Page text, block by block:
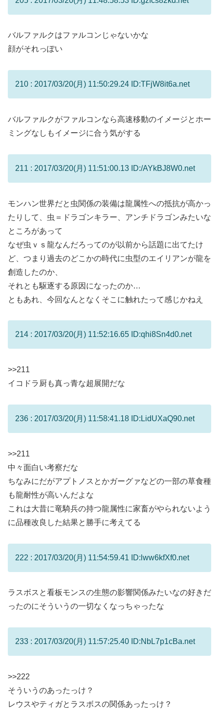
バルファルクはファルコンじゃないかな
顔がそれっぽい
210 : 2017/03/20(月) 11:50:29.24 ID:TFjW8it6a.net
バルファルクがファルコンなら高速移動のイメージとホー
ミングなしもイメージに合う気がする
211 : 2017/03/20(月) 11:51:00.13 ID:/AYkBJ8W0.net
モンハン世界だと虫関係の装備は龍属性への抵抗が高かっ
たりして、虫＝ドラゴンキラー、アンチドラゴンみたいな
ところがあって
なぜ虫ｖｓ龍なんだろってのが以前から話題に出てたけ
ど、つまり過去のどこかの時代に虫型のエイリアンが龍を
創造したのか、
それとも駆逐する原因になったのか…
ともあれ、今回なんとなくそこに触れたって感じかねえ
214 : 2017/03/20(月) 11:52:16.65 ID:qhi8Sn4d0.net
>>211
イコドラ厨も真っ青な超展開だな
236 : 2017/03/20(月) 11:58:41.18 ID:LidUXaQ90.net
>>211
中々面白い考察だな
ちなみにだがアプトノスとかガーグァなどの一部の草食種
も龍耐性が高いんだよな
これは大昔に竜騎兵の持つ龍属性に家畜がやられないよう
に品種改良した結果と勝手に考えてる
222 : 2017/03/20(月) 11:54:59.41 ID:lww6kfXf0.net
ラスボスと看板モンスの生態の影響関係みたいなの好きだ
ったのにそういうの一切なくなっちゃったな
233 : 2017/03/20(月) 11:57:25.40 ID:NbL7p1cBa.net
>>222
そういうのあったっけ？
レウスやティガとラスボスの関係あったっけ？